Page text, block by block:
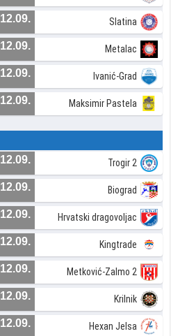
12.09. Slatina
12.09. Metalac
12.09. Ivanić-Grad
12.09. Maksimir Pastela
12.09. Trogir 2
12.09. Biograd
12.09. Hrvatski dragovoljac
12.09. Kingtrade
12.09. Metković-Zalmo 2
12.09. Krilnik
12.09. Hexan Jelsa